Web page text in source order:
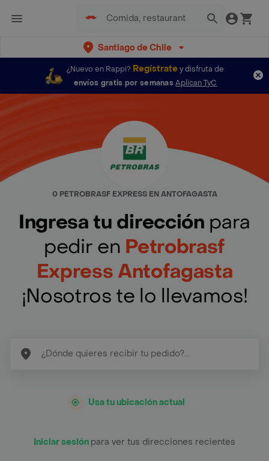
Santiago de Chile
¿Nuevo en Rappi? Regístratey disfruta de
envíos gratis por semanas Aplican TyC
0 PETROBRASF EXPRESS EN ANTOFAGASTA
Ingresa tu dirección para
pedir en Petrobrasf
Express Antofagasta
¡Nosotros te lo llevamos!
Usa tu ubicación actual
Iniciar sesión para ver tus direcciones recientes